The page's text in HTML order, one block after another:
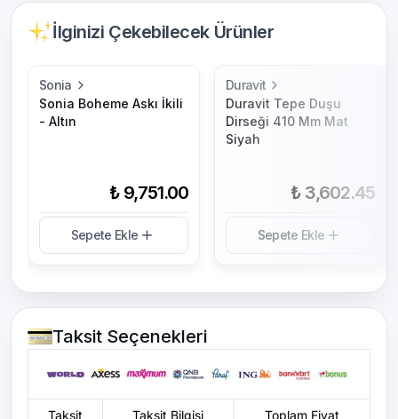
İlginizi Çekebilecek Ürünler
Sonia
Sonia Boheme Askı İkili
- Altın
₺ 9,751.00
Sepete Ekle
Duravit
Duravit Tepe Duşu
Dirseği 410 Mm Mat
Siyah
₺ 3,602.45
Sepete Ekle
Taksit Seçenekleri
Taksit Taksit Bilgisi Toplam Fiyat